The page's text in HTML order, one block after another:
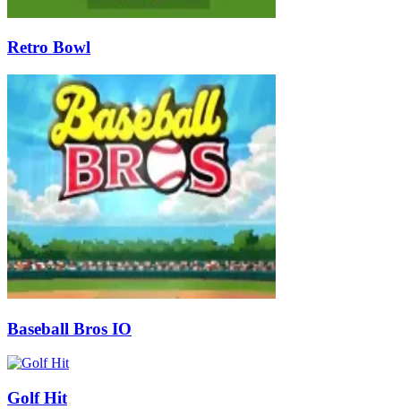
Retro Bowl
Baseball Bros IO
Golf Hit